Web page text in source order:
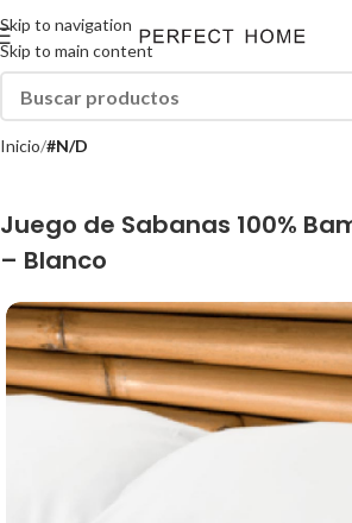
Skip to navigation
Skip to main content
Inicio #N/D
Juego de Sabanas 100%
– Blanco